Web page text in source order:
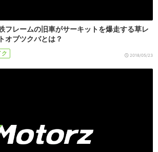
フレームの旧車がサーキットを爆走する草レ
オブツクバとは？
ク 2018/05/23